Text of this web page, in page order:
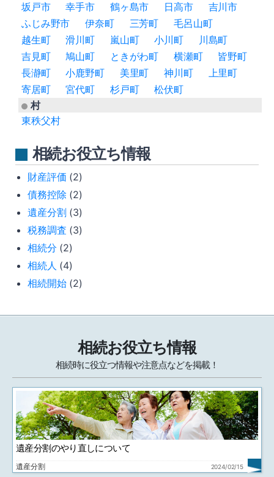
坂戸市
幸手市 鶴ヶ島市 日高市
吉川市
ふじみ野市
伊奈町 三芳町
毛呂山町
越生町
滑川町 嵐山町 小川町
川島町
吉見町
鳩山町 ときがわ町 横瀬町
皆野町
長瀞町
小鹿野町 美里町 神川町
上里町
寄居町
宮代町 杉戸町
松伏町
村
東秩父村
相続お役立ち情報
財産評価 (2)
債務控除 (2)
遺産分割 (3)
税務調査 (3)
相続分 (2)
相続人 (4)
相続開始(2)
相続お役立ち情報
相続時に役立つ情報や注意点などを掲載！
遺産分割のやり直しについて
遺産分割 2024/02/15